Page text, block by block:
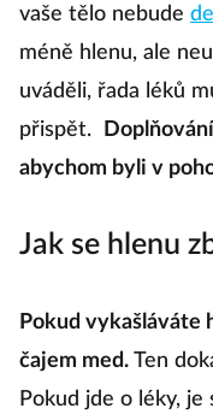
vaše tělo nebude
méně hlenu, ale
uváděli, řada léků
přispět.
abychom byli v
Jak se hlenu
Pokud vykašláváte
čajem med. Ten
Pokud jde o léky,